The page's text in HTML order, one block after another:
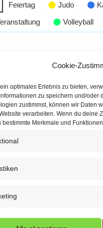
Cookie-
optimales Erlebnis zu bieten,
zu speichern und/oder
zustimmst, können wir Daten
verarbeiten. Wenn du deine
bestimmte Merkmale und
Feiertag Judo
Volleyball
Höffner Run
Schnuppertag
Terminkalender
Nikolaus-Crosslauf
Capoeira Camp